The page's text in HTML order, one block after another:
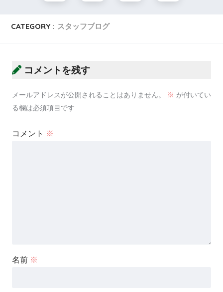
CATEGORY : スタッフブログ
コメントを残す
メールアドレスが公開されることはありません。 ※ が付いてい
る欄は必須項目です
コメント ※
名前 ※